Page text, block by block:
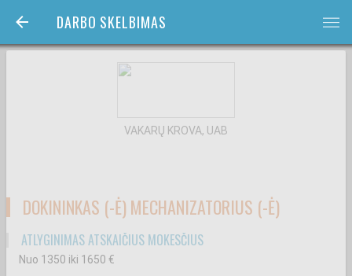
DARBO SKELBIMAS bars
VAKARŲ KROVA, UAB
DOKININKAS (-Ė) MECHANIZATORIUS (-Ė)
ATLYGINIMAS ATSKAIČIUS MOKESČIUS
Nuo 1350 iki 1650 €